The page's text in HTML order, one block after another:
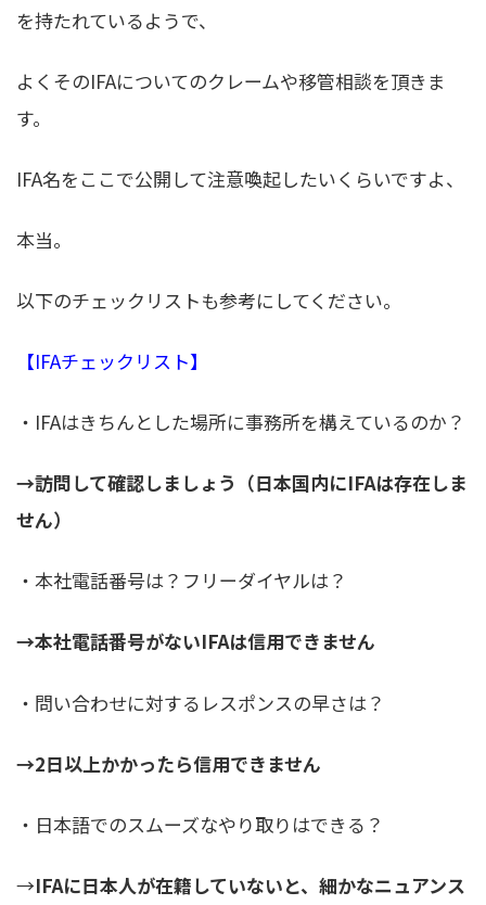
を持たれているようで、
よくそのIFAについてのクレームや移管相談を頂きま
す。
IFA名をここで公開して注意喚起したいくらいですよ、
本当。
以下のチェックリストも参考にしてください。
【IFAチェックリスト】
・IFAはきちんとした場所に事務所を構えているのか？
→訪問して確認しましょう（日本国内にIFAは存在しま
せん）
・本社電話番号は？フリーダイヤルは？
→本社電話番号がないIFAは信用できません
・問い合わせに対するレスポンスの早さは？
→2日以上かかったら信用できません
・日本語でのスムーズなやり取りはできる？
→IFAに日本人が在籍していないと、細かなニュアンス